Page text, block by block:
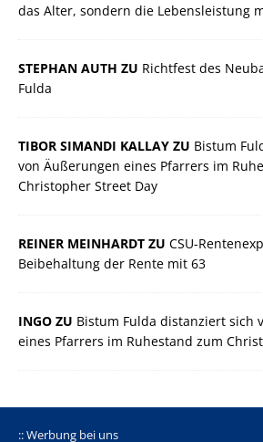
das Alter, sondern die Lebensleistung
STEPHAN AUTH ZU Richtfest des
Fulda
TIBOR SIMANDI KALLAY ZU Bistum
von Äußerungen eines Pfarrers im
Christopher Street Day
REINER MEINHARDT ZU CSU-
Beibehaltung der Rente mit 63
INGO ZU Bistum Fulda distanziert sich
eines Pfarrers im Ruhestand zum
:: Werbung bei uns